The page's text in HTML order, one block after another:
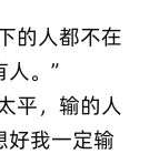
的人都不在
。”
平，输的人
好我一定输